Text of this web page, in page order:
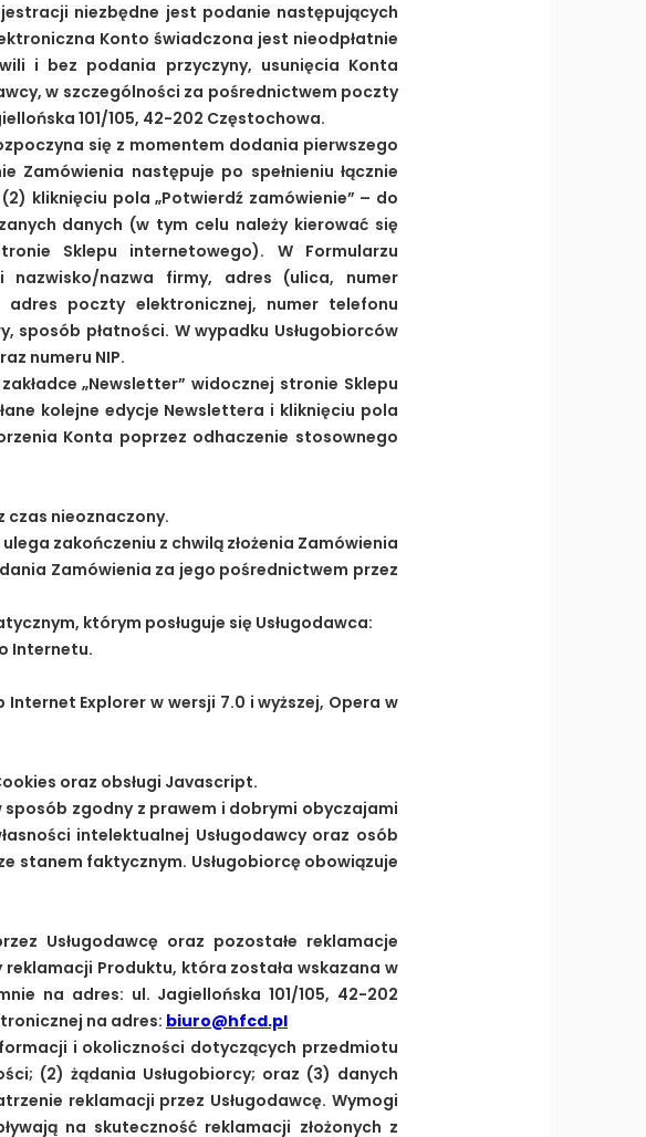
niezbędne jest podanie następujących
Konto świadczona jest nieodpłatnie
i bez podania przyczyny, usunięcia Konta
w szczególności za pośrednictwem poczty
101/105, 42-202 Częstochowa.
się z momentem dodania pierwszego
Zamówienia następuje po spełnieniu łącznie
kliknięciu pola „Potwierdź zamówienie” – do
danych (w tym celu należy kierować się
Sklepu internetowego). W Formularzu
nazwa firmy, adres (ulica, numer
poczty elektronicznej, numer telefonu
płatności. W wypadku Usługobiorców
numeru NIP.
„Newsletter” widocznej stronie Sklepu
kolejne edycje Newslettera i kliknięciu pola
Konta poprzez odhaczenie stosownego
czas nieoznaczony.
zakończeniu z chwilą złożenia Zamówienia
Zamówienia za jego pośrednictwem przez
którym posługuje się Usługodawca:
Internetu.
Explorer w wersji 7.0 i wyższej, Opera w
oraz obsługi Javascript.
zgodny z prawem i dobrymi obyczajami
intelektualnej Usługodawcy oraz osób
stanem faktycznym. Usługobiorcę obowiązuje
Usługodawcę oraz pozostałe reklamacje
reklamacji Produktu, która została wskazana w
na adres: ul. Jagiellońska 101/105, 42-202
na adres: biuro@hfcd.pl
i okoliczności dotyczących przedmiotu
(2) żądania Usługobiorcy; oraz (3) danych
reklamacji przez Usługodawcę. Wymogi
na skuteczność reklamacji złożonych z